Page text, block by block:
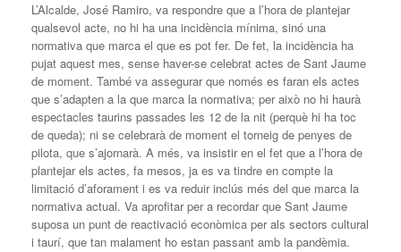
L’Alcalde, José Ramiro, va respondre que a l’hora de plantejar
qualsevol acte, no hi ha una incidència mínima, sinó una
normativa que marca el que es pot fer. De fet, la incidència ha
pujat aquest mes, sense haver-se celebrat actes de Sant Jaume
de moment. També va assegurar que només es faran els actes
que s’adapten a la que marca la normativa; per això no hi haurà
espectacles taurins passades les 12 de la nit (perquè hi ha toc
de queda); ni se celebrarà de moment el torneig de penyes de
pilota, que s’ajornarà. A més, va insistir en el fet que a l’hora de
plantejar els actes, fa mesos, ja es va tindre en compte la
limitació d’aforament i es va reduir inclús més del que marca la
normativa actual. Va aprofitar per a recordar que Sant Jaume
suposa un punt de reactivació econòmica per als sectors cultural
i taurí, que tan malament ho estan passant amb la pandèmia.